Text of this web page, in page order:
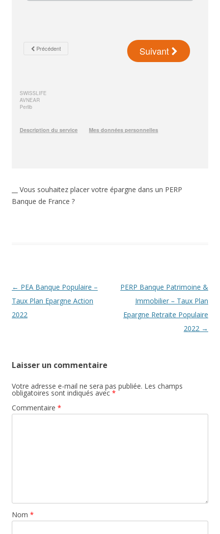
__ Vous souhaitez placer votre épargne dans un PERP
Banque de France ?
Navigation
des
articles
← PEA Banque Populaire –
Taux Plan Epargne Action
2022
PERP Banque Patrimoine &
Immobilier – Taux Plan
Epargne Retraite Populaire
2022 →
Laisser un commentaire
Votre adresse e-mail ne sera pas publiée. Les champs
obligatoires sont indiqués avec *
Commentaire *
Nom *